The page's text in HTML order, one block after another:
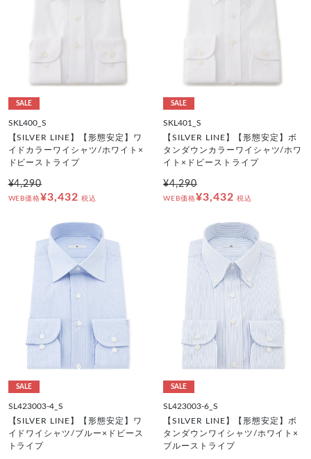
SALE
SKL400_S
【SILVER LINE】【形態安定】ワ
イドカラーワイシャツ/ホワイト×
ドビーストライプ
¥4,290
WEB価格¥3,432 税込
SALE
SKL401_S
【SILVER LINE】【形態安定】ボ
タンダウンカラーワイシャツ/ホワ
イト×ドビーストライプ
¥4,290
WEB価格¥3,432 税込
SALE
SL423003-4_S
【SILVER LINE】【形態安定】ワ
イドワイシャツ/ブルー×ドビース
トライプ
SALE
SL423003-6_S
【SILVER LINE】【形態安定】ボ
タンダウンワイシャツ/ホワイト×
ブルーストライプ